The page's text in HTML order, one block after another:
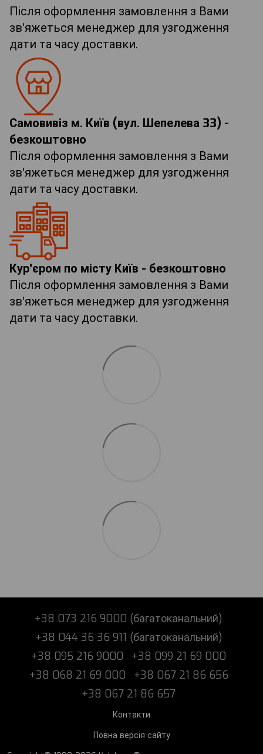
Після оформлення замовлення з Вами
зв'яжеться менеджер для узгодження
дати та часу доставки.
Самовивіз м. Київ (вул. Шепелева 33) -
безкоштовно
Після оформлення замовлення з Вами
зв'яжеться менеджер для узгодження
дати та часу доставки.
Кур'єром по місту Київ - безкоштовно
Після оформлення замовлення з Вами
зв'яжеться менеджер для узгодження
дати та часу доставки.
+38 073 216 9000 (багатоканальний)
+38 044 36 36 911 (багатоканальний)
+38 095 216 9000
+38 099 21 69 000
+38 068 21 69 000
+38 067 21 86 656
+38 067 21 86 657
Контакти
Повна версія сайту